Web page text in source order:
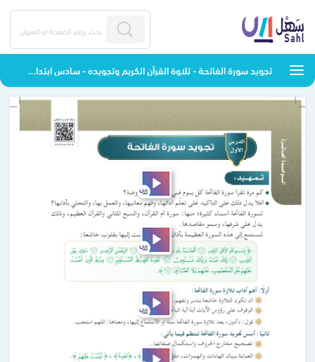
تجويد سورة الفاتحة - تلاوة القرآن الكريم وتجويده - سادس ابتدائي